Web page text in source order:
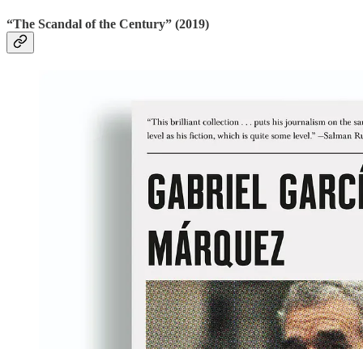
“The Scandal of the Century” (2019)